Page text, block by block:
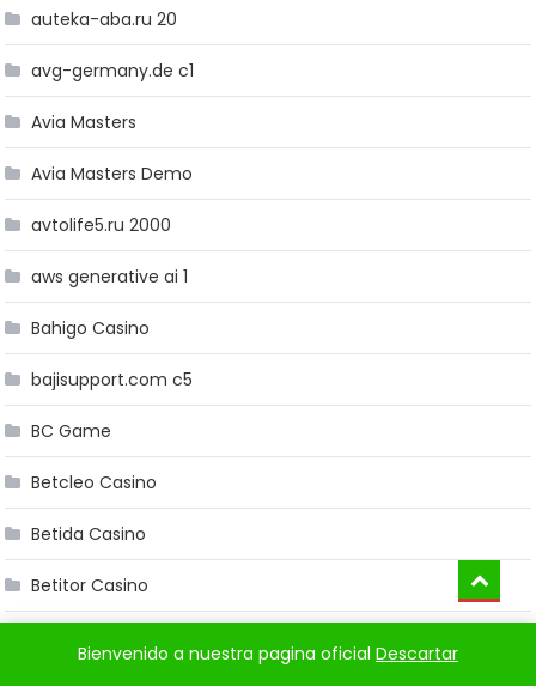
auteka-aba.ru 20
avg-germany.de c1
Avia Masters
Avia Masters Demo
avtolife5.ru 2000
aws generative ai 1
Bahigo Casino
bajisupport.com c5
BC Game
Betcleo Casino
Betida Casino
Betitor Casino
Bienvenido a nuestra pagina oficial Descartar